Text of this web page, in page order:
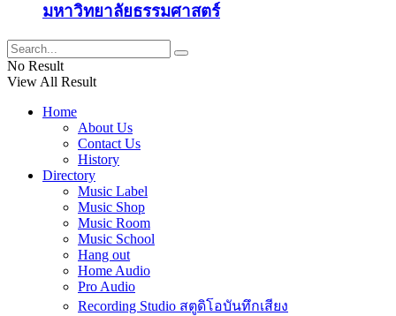
มหาวิทยาลัยธรรมศาสตร์
No Result
View All Result
Home
About Us
Contact Us
History
Directory
Music Label
Music Shop
Music Room
Music School
Hang out
Home Audio
Pro Audio
Recording Studio สตูดิโอบันทึกเสียง